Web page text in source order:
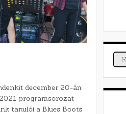
december 20-án
programsorozat
tanulói a Blues Boots